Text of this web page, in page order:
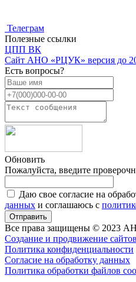
Телеграм
Полезные ссылки
ЦПП ВК
Cайт АНО «РЦУК» версия до
Есть вопросы?
Обновить
Пожалуйста, введите
Даю свое согласие на
данных и соглашаюсь с
Отправить
Все права защищены © 2023
Создание и продвижение
Политика конфиденциальности
Согласие на обработку данных
Политика обработки файлов